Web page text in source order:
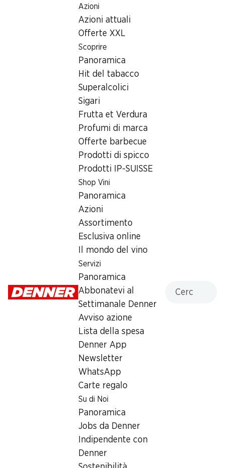
Azioni
Azioni attuali
Offerte XXL
Scoprire
Panoramica
Hit del tabacco
Superalcolici
Sigari
Frutta et Verdura
Profumi di marca
Offerte barbecue
Prodotti di spicco
Prodotti IP-SUISSE
Shop Vini
Panoramica
Azioni
Assortimento
Esclusiva online
Il mondo del vino
Servizi
Panoramica
Abbonatevi al
Settimanale Denner
Avviso azione
Lista della spesa
Denner App
Newsletter
WhatsApp
Carte regalo
Su di Noi
Panoramica
Jobs da Denner
Indipendente con
Denner
Ricerca di filiale
Filiale Denner Niederbergstrasse 1, 4153 Reinach BL
4153 Reinach BL, Mischeli
Shopping Center
Niederbergstrasse 1, 4153 Reinach BL
Alle indicazioni stradali
Orari di apertura
Mercoledì 08:00 - 18:30
Prelievo di contanti con Post-Card / M-